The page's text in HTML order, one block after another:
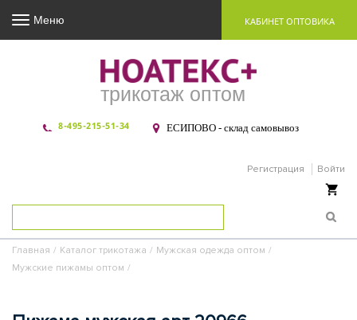
трикотаж оптом
8-495-215-51-34 ЕСИПОВО - склад самовывоз
Регистрация Войти
Меню КАБИНЕТ ОПТОВИКА
Главная / Каталог трикотажа / Мужская одежда оптом /
Мужские пижамы оптом /